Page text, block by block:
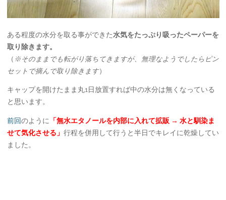
ある程度の水分を取る事ができた水気をたっぷり吸ったペーパーを
取り除きます。
（ ※そのままでも転がり落ちてきますが、無理なようでしたらピン
セットで摘んで取り除きます）
キャップを開けたまま丸1日放置すれば中の水分は無くなっている
と思います。
前回のように 「無水エタノールを内部に入れて拡販 → 水と馴染ま
せて気化させる」 行程を併用して行うと半日でキレイに乾燥してい
ました。